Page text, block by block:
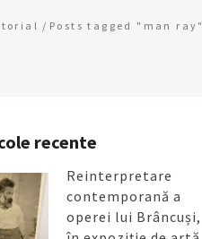
/ Posts tagged "man ray"
recente
Reinterpretare
contemporană a
operei lui Brâncuși,